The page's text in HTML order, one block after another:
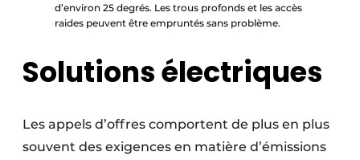
d’environ 25 degrés. Les trous profonds et les accès
raides peuvent être empruntés sans problème.
Solutions électriques
Les appels d’offres comportent de plus en plus
souvent des exigences en matière d’émissions